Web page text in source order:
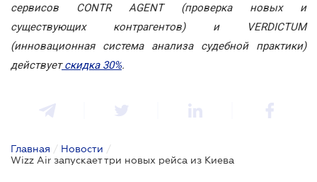
сервисов CONTR AGENT (проверка новых и
существующих контрагентов) и VERDICTUM
(инновационная система анализа судебной практики)
действуетскидка 30%.
Главная / Новости /
Wizz Air запускает три новых рейса из Киева